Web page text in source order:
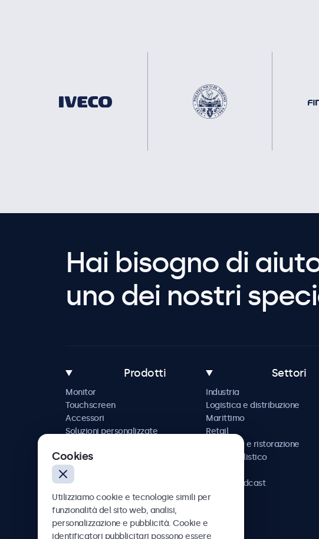
Hai bisogno di
uno dei nostri
Prodotti
Monitor
Touchscreen
Accessori
Soluzioni personalizzate
Settori
Industria
Logistica e distribuzione
Marittimo
Retail
Ospitalità e ristorazione
Automobilistico
AV e broadcast
Sanità
Cookies
Utilizziamo cookie e tecnologie simili per
funzionalità del sito web, analisi,
personalizzazione e pubblicità. Cookie e
identificatori pubblicitari possono essere